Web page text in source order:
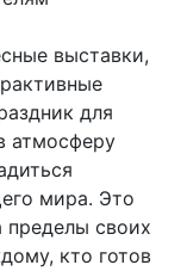
выставки,
для
атмосферу
мира. Это
пределы своих
кто готов